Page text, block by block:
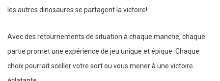
les autres dinosaures se partagent la victoire!
Avec des retournements de situation à chaque manche, chaque
partie promet une expérience de jeu unique et épique. Chaque
choix pourrait sceller votre sort ou vous mener à une victoire